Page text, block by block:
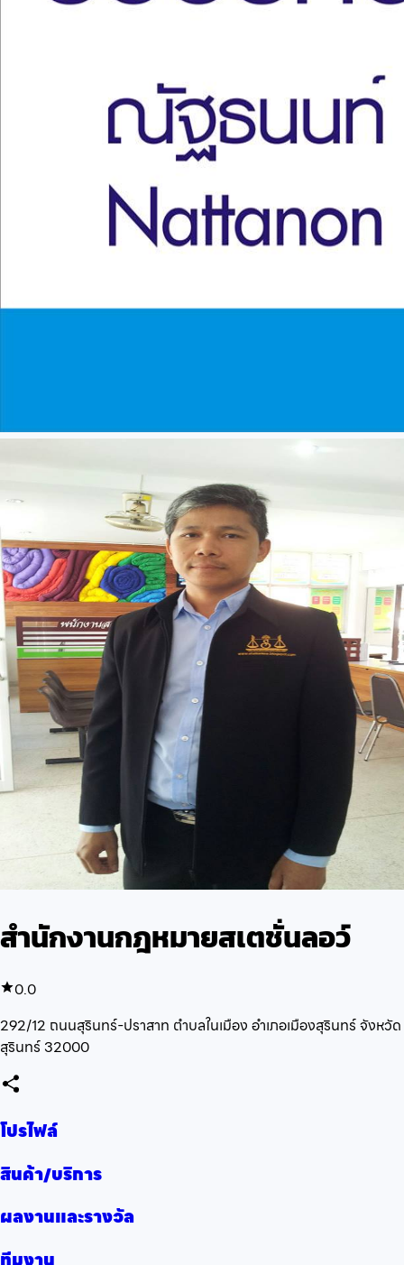
สำนักงานกฎหมายสเตชั่นลอว์
0.0
292/12 ถนนสุรินทร์-ปราสาท ตำบลในเมือง อำเภอเมืองสุรินทร์ จังหวัด
สุรินทร์ 32000
โปรไฟล์
สินค้า/บริการ
ผลงานและรางวัล